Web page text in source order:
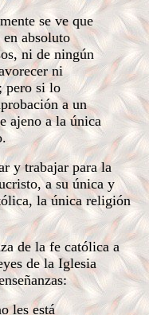
se ve que
absoluto
ni de ningún
ni
pero si lo
a un
ajeno a la única
y trabajar para la
a su única y
la única religión
de la fe católica a
de la Iglesia
les está